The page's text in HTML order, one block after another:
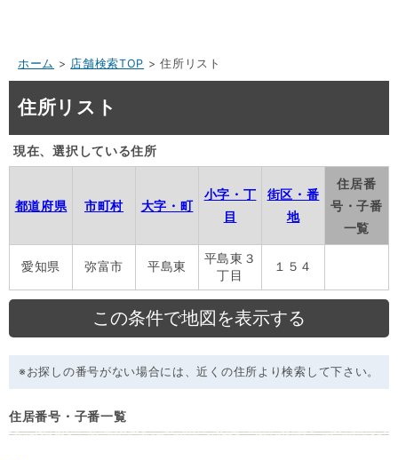
ホーム > 店舗検索TOP > 住所リスト
住所リスト
現在、選択している住所
都道府県 市町村 大字・町
小字・丁
目
街区・番
地
住居番
号・子番
一覧
愛知県 弥富市 平島東
平島東３
丁目
１５４
※お探しの番号がない場合には、近くの住所より検索して下さい。
住居番号・子番一覧